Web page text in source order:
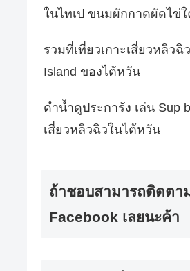
ในไทเป ขนมผักกาดผัดไข่
รวมที่เที่ยวเกาะเสี่ยวหลิวฉิ
Island ของไต้หวัน
ดำน้ำดูประการัง เล่น Sup
เสี่ยวหลิวฉิวในไต้หวัน
ถ้าชอบสามารถติดตา
Facebook เลยนะค้า